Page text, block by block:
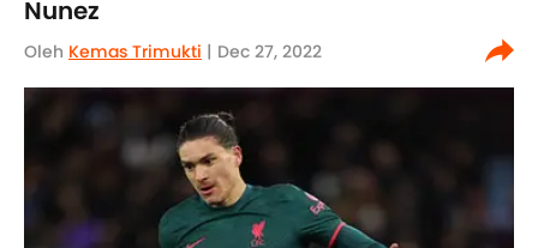
Nunez
Oleh Kemas Trimukti | Dec 27, 2022